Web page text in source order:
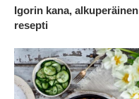
Igorin kana, alkuperäinen
resepti